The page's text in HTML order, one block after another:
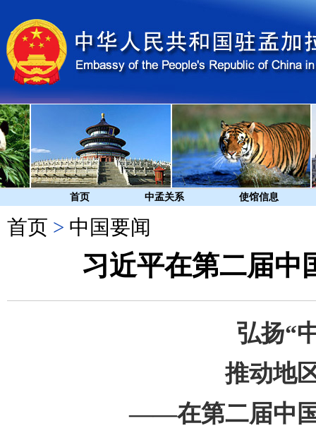
首页 中孟关系 使馆信息
首页 > 中国要闻
习近平在第二届
弘扬“
推动地
——在第二届中